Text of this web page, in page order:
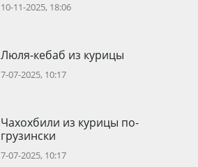
10-11-2025, 18:06
Люля-кебаб из курицы
7-07-2025, 10:17
Чахохбили из курицы по-
грузински
7-07-2025, 10:17